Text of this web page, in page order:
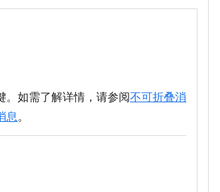
。如需了解详情，请参阅不可折叠消
息。